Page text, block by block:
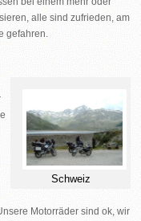
alle sind zufrieden, am
gefahren.
Schweiz
Motorräder sind ok, wir